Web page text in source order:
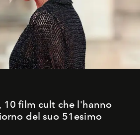
10 film cult che l'hanno
del suo 51esimo